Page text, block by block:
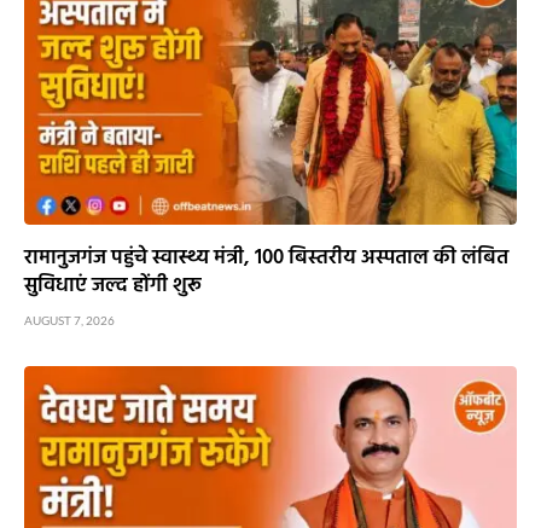
रामानुजगंज पहुंचे स्वास्थ्य मंत्री, 100 बिस्तरीय अस्पताल की लंबित
सुविधाएं जल्द होंगी शुरू
AUGUST 7, 2026